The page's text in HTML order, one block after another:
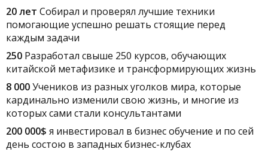
20 лет Собирал и проверял лучшие техники
помогающие успешно решать стоящие перед
каждым задачи
250 Разработал свыше 250 курсов, обучающих
китайской метафизике и трансформирующих жизнь
8 000Учеников из разных уголков мира, которые
кардинально изменили свою жизнь, и многие из
которых сами стали консультантами
200 000$ я инвестировал в бизнес обучение и по сей
день состою в западных бизнес-клубах